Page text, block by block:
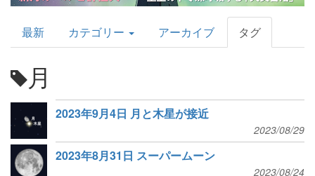
AstroArts
Topics
最新 カテゴリー アーカイブ タグ
月
2023年9月4日 月と木星が接近
2023/08/29
2023年8月31日 スーパームーン
2023/08/24